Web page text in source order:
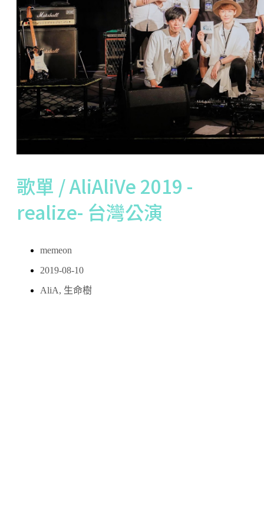
歌單 / AliAliVe 2019 -
realize- 台灣公演
memeon
2019-08-10
AliA, 生命樹